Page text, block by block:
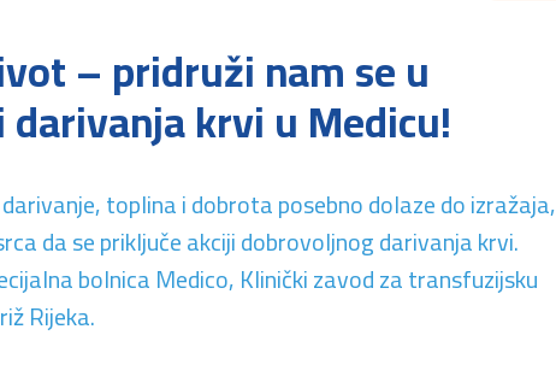
– pridruži nam se u
krvi u Medicu!
toplina i dobrota posebno dolaze do izražaja,
da se priključe akciji dobrovoljnog darivanja krvi.
bolnica Medico, Klinički zavod za transfuzijsku
Rijeka.